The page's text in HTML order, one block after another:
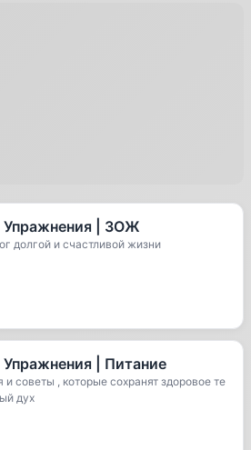
Упражнения | ЗОЖ
долгой и счастливой жизни
| Питание
советы , которые сохранят здоровое те
дух